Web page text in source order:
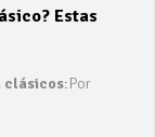
Estas
clásicos:Por